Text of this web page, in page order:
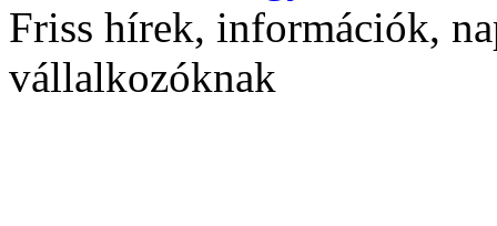
Friss hírek, információk,
vállalkozóknak